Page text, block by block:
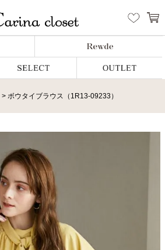
ボウタイブラウス（1R13-09233）